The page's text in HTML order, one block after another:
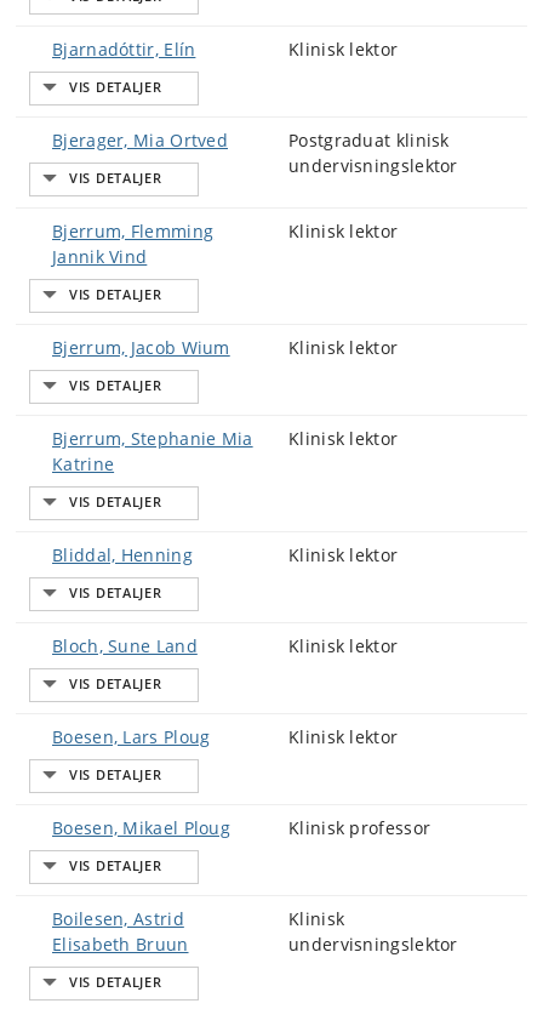
Bjarnadóttir, Elín Klinisk lektor
Bjerager, Mia Ortved
Postgraduat klinisk
undervisningslektor
Bjerrum, Flemming
Jannik Vind
Klinisk lektor
Bjerrum, Jacob Wium Klinisk lektor
Bjerrum, Stephanie Mia
Katrine
Klinisk lektor
Bliddal, Henning Klinisk lektor
Bloch, Sune Land Klinisk lektor
Boesen, Lars Ploug Klinisk lektor
Boesen, Mikael Ploug Klinisk professor
Boilesen, Astrid
Elisabeth Bruun
Klinisk
undervisningslektor